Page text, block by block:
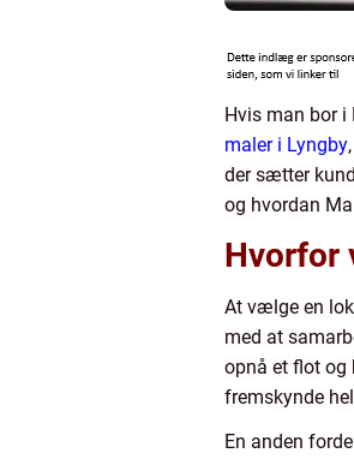
Hvis man bor i
maler i Lyngby
der sætter
og hvordan
Hvorfor
At vælge en
med at
opnå et flot og
fremskynde
En anden